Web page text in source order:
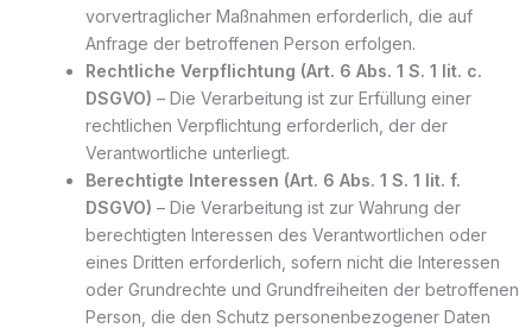
vorvertraglicher Maßnahmen erforderlich, die auf
Anfrage der betroffenen Person erfolgen.
Rechtliche Verpflichtung (Art. 6 Abs. 1 S. 1 lit. c.
DSGVO) – Die Verarbeitung ist zur Erfüllung einer
rechtlichen Verpflichtung erforderlich, der der
Verantwortliche unterliegt.
Berechtigte Interessen (Art. 6 Abs. 1 S. 1 lit. f.
DSGVO) – Die Verarbeitung ist zur Wahrung der
berechtigten Interessen des Verantwortlichen oder
eines Dritten erforderlich, sofern nicht die Interessen
oder Grundrechte und Grundfreiheiten der betroffenen
Person, die den Schutz personenbezogener Daten